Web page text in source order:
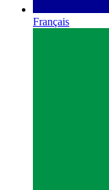
Français